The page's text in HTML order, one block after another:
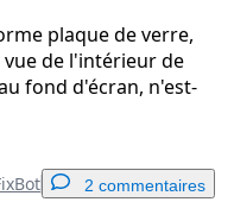
plaque de verre,
de l'intérieur de
fond d'écran, n'est-
2 commentaires